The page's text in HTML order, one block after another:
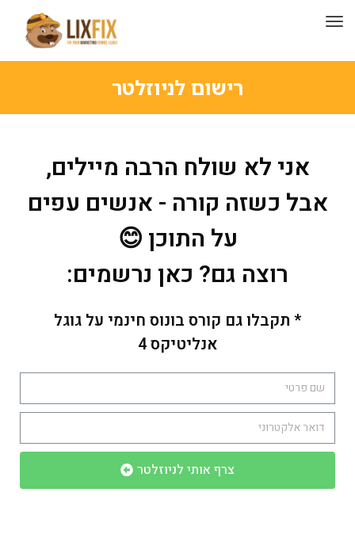
תפריט
רישום לניוזלטר
אני לא שולח הרבה מיילים,
אבל כשזה קורה - אנשים עפים
על התוכן 😊
רוצה גם? כאן נרשמים:
* תקבלו גם קורס בונוס חינמי על גוגל
אנליטיקס 4
צרף אותי לניוזלטר